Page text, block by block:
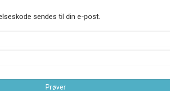
sendes til din e-post.
Prøver